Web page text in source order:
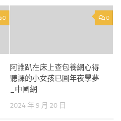
0 0
阿誰趴在床上查包養網心得
聽課的小女孩已圓年夜學夢
_中國網
2024 年 9 月 20 日